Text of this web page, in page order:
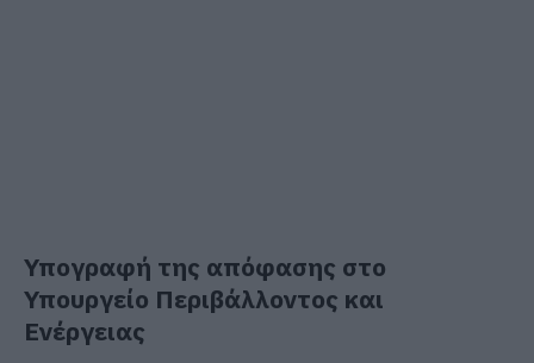
Υπογραφή της απόφασης στο
Υπουργείο Περιβάλλοντος και
Ενέργειας